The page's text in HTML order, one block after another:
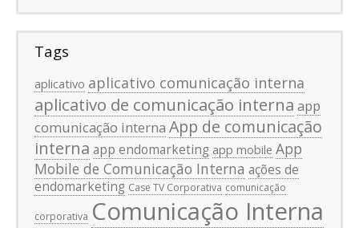
Tags
aplicativo aplicativo comunicação interna
aplicativo de comunicação interna app
comunicação interna App de comunicação
interna app endomarketing app mobile App
Mobile de Comunicação Interna ações de
endomarketing Case TV Corporativa comunicação
corporativa Comunicação Interna